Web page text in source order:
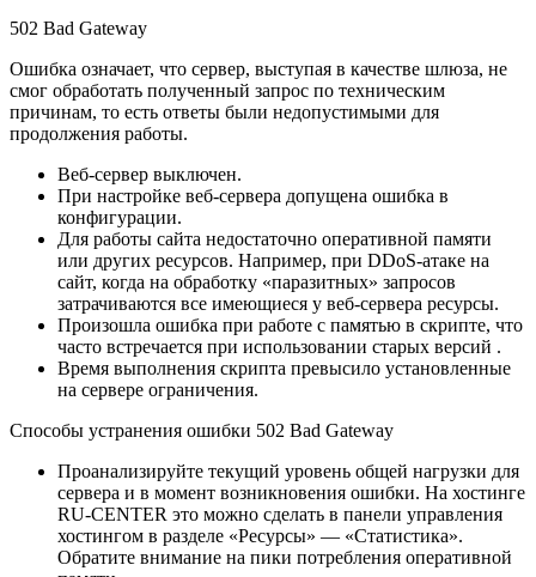
502 Bad Gatеway
Ошибка означает, что сервер, выступая в качестве шлюза, не
смог обработать полученный запрос по техническим
причинам, то есть ответы были недопустимыми для
продолжения работы.
Веб-сервер выключен.
При настройке веб-сервера допущена ошибка в
конфигурации.
Для работы сайта недостаточно оперативной памяти
или других ресурсов. Например, при DDoS-атаке на
сайт, когда на обработку «паразитных» запросов
затрачиваются все имеющиеся у веб-сервера ресурсы.
Произошла ошибка при работе с памятью в скрипте, что
часто встречается при использовании старых версий .
Время выполнения скрипта превысило установленные
на сервере ограничения.
Способы устранения ошибки 502 Bad Gatеway
Проанализируйте текущий уровень общей нагрузки для
сервера и в момент возникновения ошибки. На хостинге
RU-CENTER это можно сделать в панели управления
хостингом в разделе «Ресурсы» — «Статистика».
Обратите внимание на пики потребления оперативной